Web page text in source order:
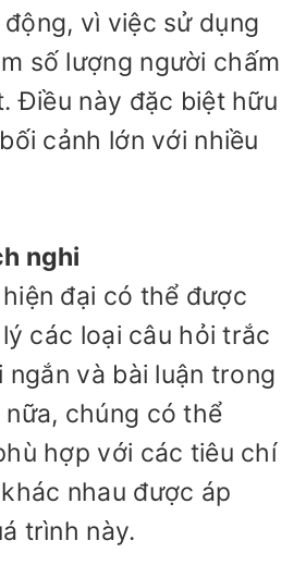
vì việc sử dụng
số lượng người chấm
Điều này đặc biệt hữu
cảnh lớn với nhiều
nghi
đại có thể được
các loại câu hỏi trắc
ngắn và bài luận trong
nữa, chúng có thể
hợp với các tiêu chí
nhau được áp
trình này.